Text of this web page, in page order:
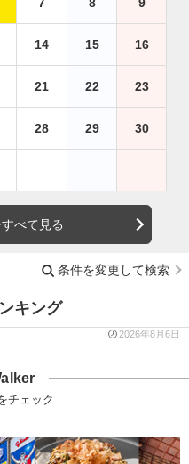
14 15 16
21 22 23
28 29 30
べて見る
条件を変更して検索
キング
2026年8月6日
チェック